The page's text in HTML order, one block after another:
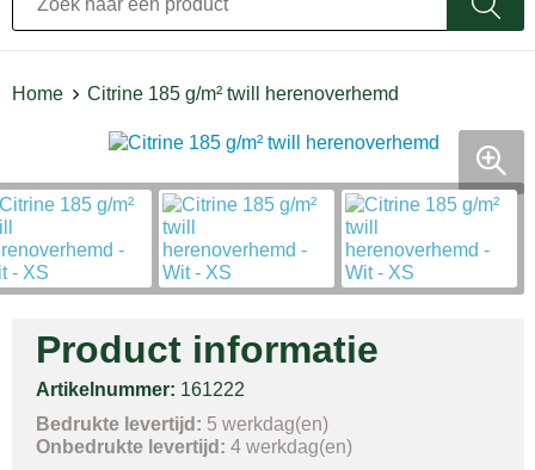
Home Citrine 185 g/m² twill herenoverhemd
Product informatie
Artikelnummer: 161222
Bedrukte levertijd: 5 werkdag(en)
Onbedrukte levertijd: 4 werkdag(en)